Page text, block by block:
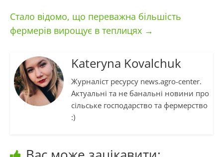
Стало відомо, що переважна більшість
фермерів вирощує в теплицях →
Kateryna Kovalchuk
Журналіст ресурсу news.agro-center.
Актуальні та не банальні новини про
сільське господарство та фермерство
:)